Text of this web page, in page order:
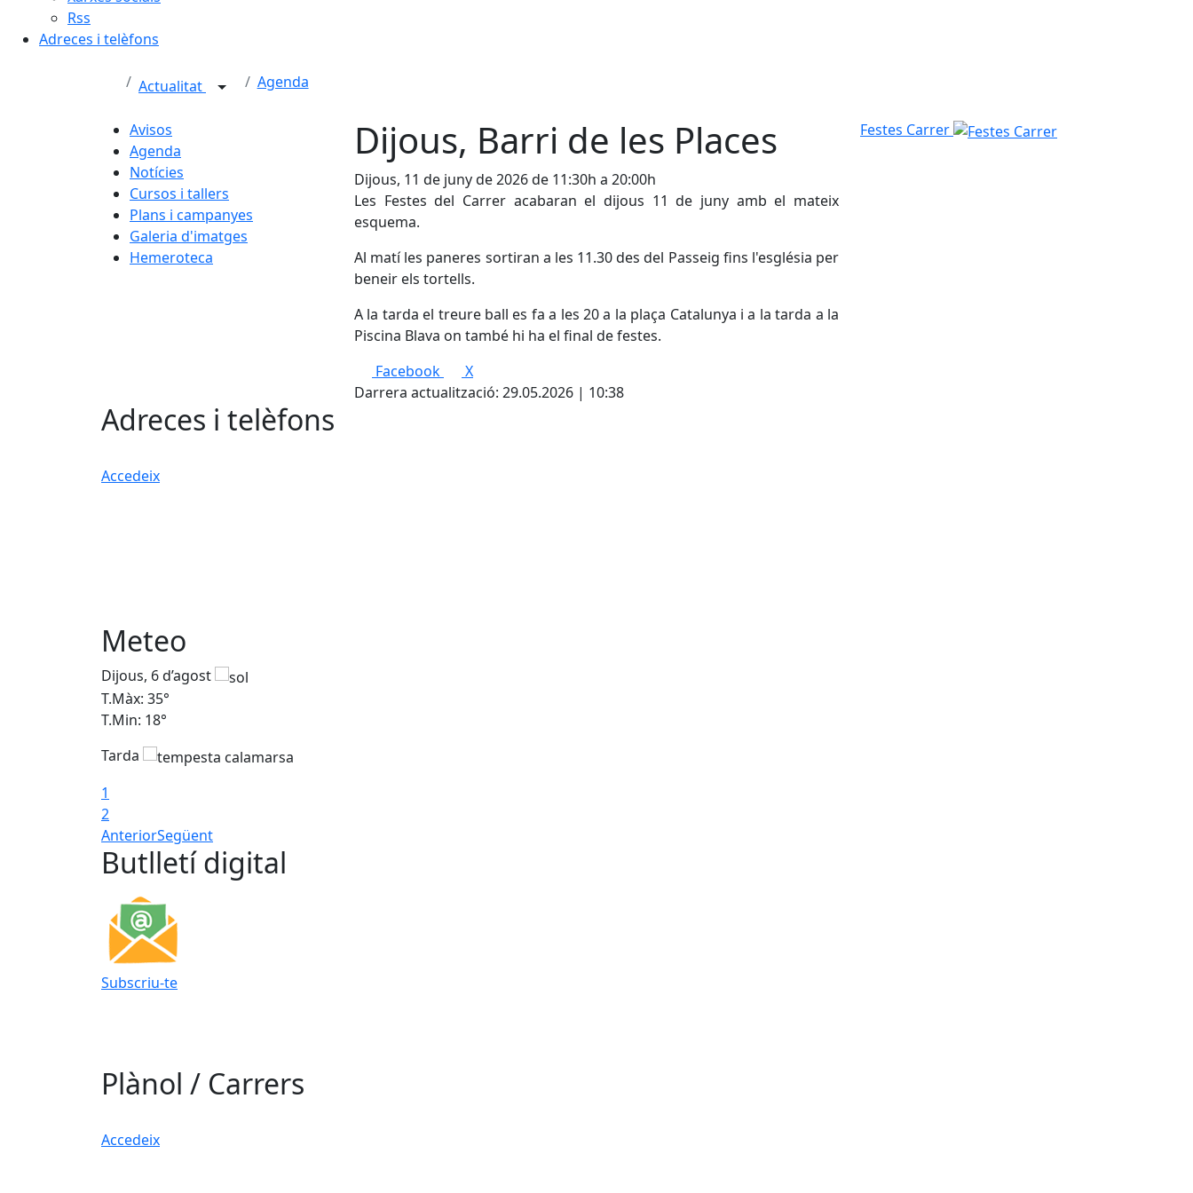
Rss
Adreces i telèfons
Actualitat Agenda
Avisos
Agenda
Notícies
Cursos i tallers
Plans i campanyes
Galeria d'imatges
Hemeroteca
Dijous, Barri de les Places
Dijous, 11 de juny de 2026 de 11:30h a 20:00h
Les Festes del Carrer acabaran el dijous 11 de juny amb el mateix
esquema.
Al matí les paneres sortiran a les 11.30 des del Passeig fins l'església per
beneir els tortells.
A la tarda el treure ball es fa a les 20 a la plaça Catalunya i a la tarda a la
Piscina Blava on també hi ha el final de festes.
Facebook
X
Darrera actualització: 29.05.2026 | 10:38
Festes Carrer
Adreces i telèfons
Accedeix
Meteo
Dijous, 6 d’agost
T.Màx: 35°
T.Min: 18°
Tarda
1
2
AnteriorSegüent
Butlletí digital
Subscriu-te
Plànol / Carrers
Accedeix